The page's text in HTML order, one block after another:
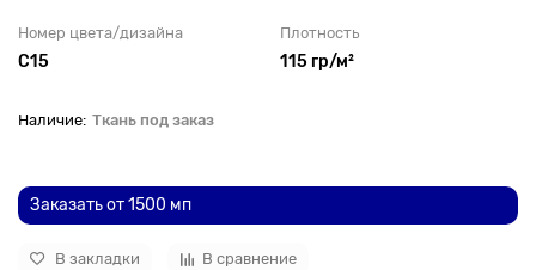
Номер цвета/дизайна
С15
Плотность
115 гр/м²
Ткань под заказ
Заказать от 1500 мп
В закладки В сравнение